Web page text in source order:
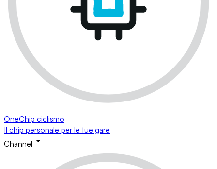
OneChip ciclismo
Il chip personale per le tue gare
Channel